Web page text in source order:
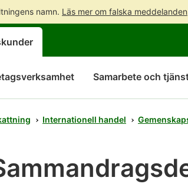
namn. Läs mer om falska meddelanden
till
innehållet
hela
chattbot-
diskussion
Samarbete och
Internationell handel